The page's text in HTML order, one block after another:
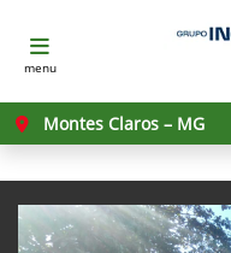
menu
Montes Claros – MG